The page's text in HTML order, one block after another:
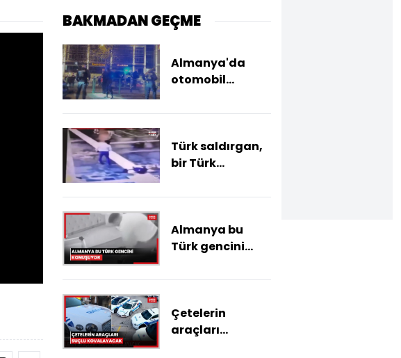
BAKMADAN GEÇME
Almanya'da
otomobil
daldı! Şüpheli
Türk saldırgan,
bir Türk
başından vurdu
Almanya bu
Türk gencini
Çetelerin
araçları